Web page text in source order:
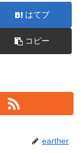
はてブ
コピー
earther